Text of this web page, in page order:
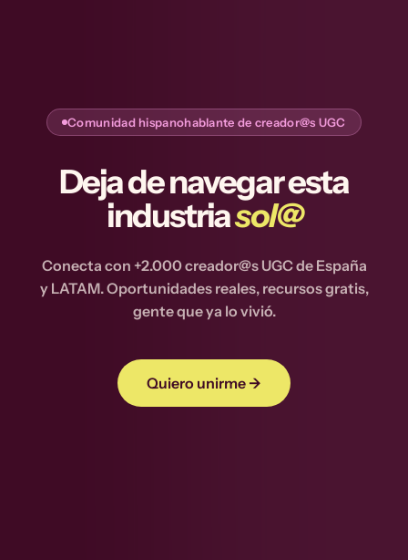
Comunidad hispanohablante de creador@s UGC
Deja de navegar esta
industriasol@
Conecta con +2.000 creador@s UGC de España
y LATAM. Oportunidades reales, recursos gratis,
gente que ya lo vivió.
Quiero unirme →